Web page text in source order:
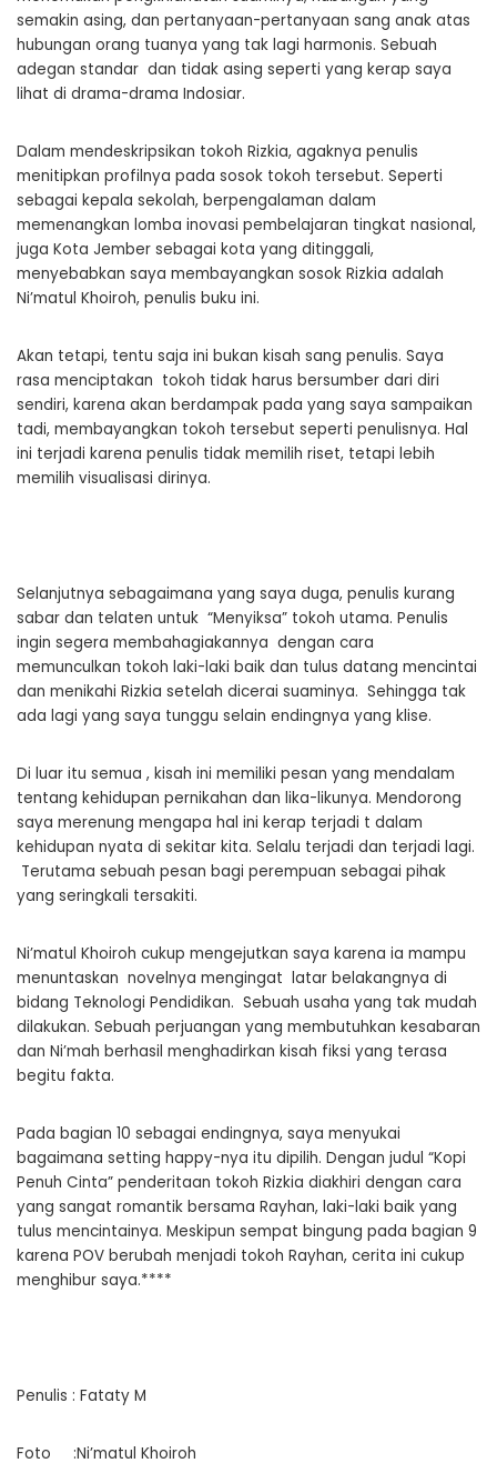
semakin asing, dan pertanyaan-pertanyaan sang anak atas
hubungan orang tuanya yang tak lagi harmonis. Sebuah
adegan standar dan tidak asing seperti yang kerap saya
lihat di drama-drama Indosiar.
Dalam mendeskripsikan tokoh Rizkia, agaknya penulis
menitipkan profilnya pada sosok tokoh tersebut. Seperti
sebagai kepala sekolah, berpengalaman dalam
memenangkan lomba inovasi pembelajaran tingkat nasional,
juga Kota Jember sebagai kota yang ditinggali,
menyebabkan saya membayangkan sosok Rizkia adalah
Ni’matul Khoiroh, penulis buku ini.
Akan tetapi, tentu saja ini bukan kisah sang penulis. Saya
rasa menciptakan tokoh tidak harus bersumber dari diri
sendiri, karena akan berdampak pada yang saya sampaikan
tadi, membayangkan tokoh tersebut seperti penulisnya. Hal
ini terjadi karena penulis tidak memilih riset, tetapi lebih
memilih visualisasi dirinya.
Selanjutnya sebagaimana yang saya duga, penulis kurang
sabar dan telaten untuk “Menyiksa” tokoh utama. Penulis
ingin segera membahagiakannya dengan cara
memunculkan tokoh laki-laki baik dan tulus datang mencintai
dan menikahi Rizkia setelah dicerai suaminya. Sehingga tak
ada lagi yang saya tunggu selain endingnya yang klise.
Di luar itu semua , kisah ini memiliki pesan yang mendalam
tentang kehidupan pernikahan dan lika-likunya. Mendorong
saya merenung mengapa hal ini kerap terjadi t dalam
kehidupan nyata di sekitar kita. Selalu terjadi dan terjadi lagi.
Terutama sebuah pesan bagi perempuan sebagai pihak
yang seringkali tersakiti.
Ni’matul Khoiroh cukup mengejutkan saya karena ia mampu
menuntaskan novelnya mengingat latar belakangnya di
bidang Teknologi Pendidikan. Sebuah usaha yang tak mudah
dilakukan. Sebuah perjuangan yang membutuhkan kesabaran
dan Ni’mah berhasil menghadirkan kisah fiksi yang terasa
begitu fakta.
Pada bagian 10 sebagai endingnya, saya menyukai
bagaimana setting happy-nya itu dipilih. Dengan judul “Kopi
Penuh Cinta” penderitaan tokoh Rizkia diakhiri dengan cara
yang sangat romantik bersama Rayhan, laki-laki baik yang
tulus mencintainya. Meskipun sempat bingung pada bagian 9
karena POV berubah menjadi tokoh Rayhan, cerita ini cukup
menghibur saya.****
Penulis : Fataty M
Foto :Ni’matul Khoiroh